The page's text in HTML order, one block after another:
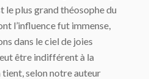
le plus grand théosophe du
l’influence fut im­mense,
dans le ciel de joies
être indifférent à la
tient, selon notre auteur